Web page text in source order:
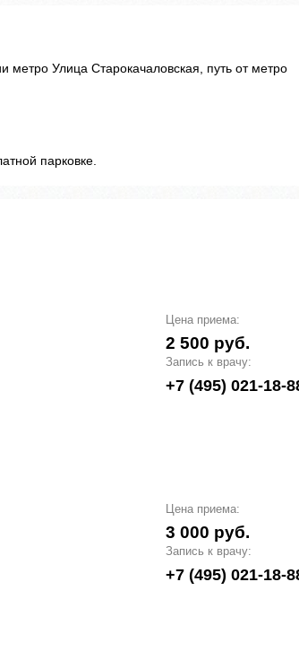
метро Улица Старокачаловская, путь от метро
парковке.
Цена приема:
2 500 руб.
Запись к врачу:
+7 (495) 021-18-
Цена приема:
3 000 руб.
Запись к врачу:
+7 (495) 021-18-